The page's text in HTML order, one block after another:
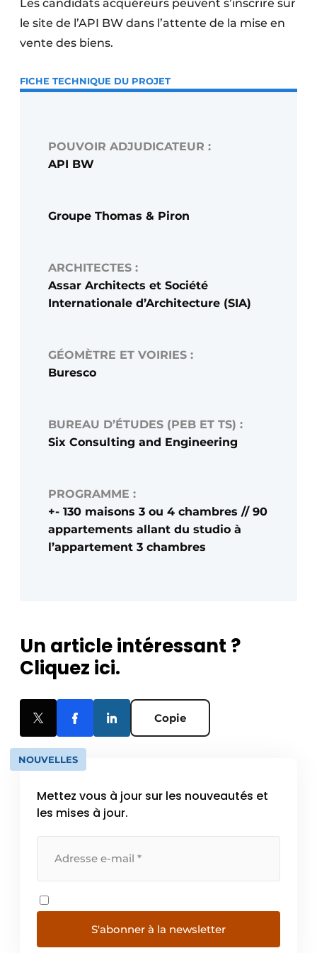
Les candidats acquéreurs peuvent s’inscrire sur
le site de l’API BW dans l’attente de la mise en
vente des biens.
FICHE TECHNIQUE DU PROJET
POUVOIR ADJUDICATEUR :
API BW
Groupe Thomas & Piron
ARCHITECTES :
Assar Architects et Société
Internationale d’Architecture (SIA)
GÉOMÈTRE ET VOIRIES :
Buresco
BUREAU D’ÉTUDES (PEB ET TS) :
Six Consulting and Engineering
PROGRAMME :
+- 130 maisons 3 ou 4 chambres // 90
appartements allant du studio à
l’appartement 3 chambres
Un article intéressant ?
Cliquez ici.
Copie
NOUVELLES
Mettez vous à jour sur les nouveautés et
les mises à jour.
S'abonner à la newsletter